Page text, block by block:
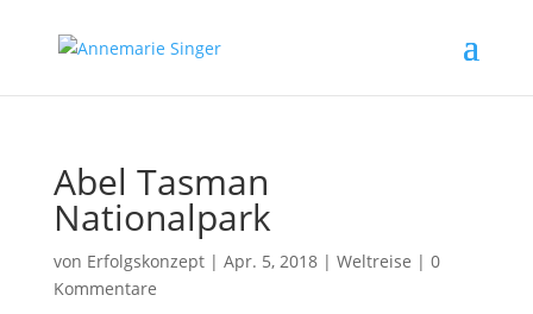
Abel Tasman
Nationalpark
von Erfolgskonzept| Apr. 5, 2018| Weltreise | 0
Kommentare